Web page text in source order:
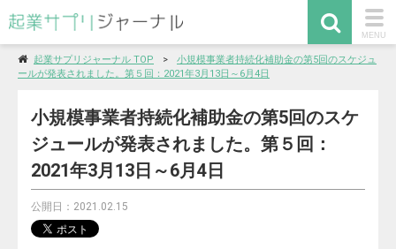
MENU
起業サプリジャーナル TOP
小規模事業者持続化補助金の第5回のスケジュ
ールが発表されました。第５回：2021年3月13日～6月4日
小規模事業者持続化補助金の第5回のスケ
ジュールが発表されました。第５回：
2021年3月13日～6月4日
公開日：2021.02.15